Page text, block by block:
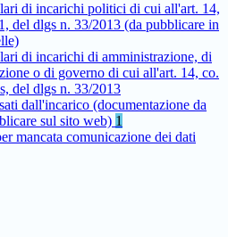
di incarichi politici di cui all'art. 14,
del dlgs n. 33/2013 (da pubblicare in
di incarichi di amministrazione, di
o di governo di cui all'art. 14, co.
del dlgs n. 33/2013
dall'incarico (documentazione da
sul sito web) 1
mancata comunicazione dei dati